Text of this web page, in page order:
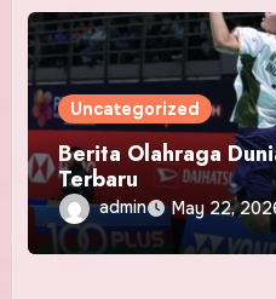
Uncategorized
Berita Olahraga
Terbaru
admin May 22,